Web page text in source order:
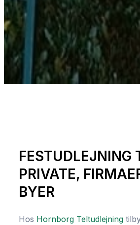
FESTUDLEJNING
PRIVATE,
BYER
Hos Hornborg Teltudlejning